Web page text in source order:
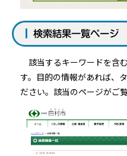
検索結果一覧ページ
該当するキーワードを含
す。目的の情報があれば、
ださい。該当のページがご